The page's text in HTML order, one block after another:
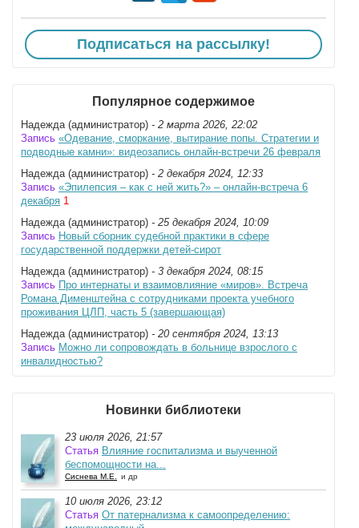
Подписаться на рассылку!
Популярное содержимое
Надежда (администратор) - 2 марта 2026, 22:02
Запись «Одевание, сморкание, вытирание попы. Стратегии и
подводные камни»: видеозапись онлайн-встречи 26 февраля
Надежда (администратор) - 2 декабря 2024, 12:33
Запись «Эпилепсия – как с ней жить?» – онлайн-встреча 6
декабря 1
Надежда (администратор) - 25 декабря 2024, 10:09
Запись Новый сборник судебной практики в сфере
государственной поддержки детей-сирот
Надежда (администратор) - 3 декабря 2024, 08:15
Запись Про интернаты и взаимовлияние «миров». Встреча
Романа Дименштейна с сотрудниками проекта учебного
проживания ЦЛП, часть 5 (завершающая)
Надежда (администратор) - 20 сентября 2024, 13:13
Запись Можно ли сопровождать в больнице взрослого с
инвалидностью?
Новинки библиотеки
23 июля 2026, 21:57
Статья Влияние госпитализма и выученной
беспомощности на...
Сиснева М.Е. и др
10 июля 2026, 23:12
Статья От патернализма к самоопределению: